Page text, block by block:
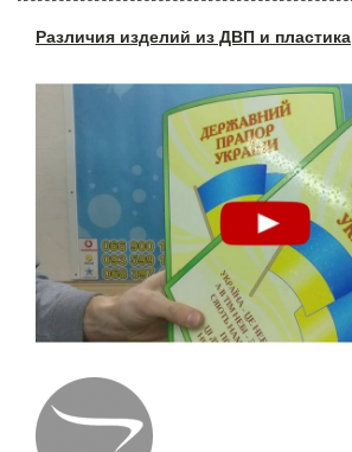
Различия изделий из ДВП и пластика